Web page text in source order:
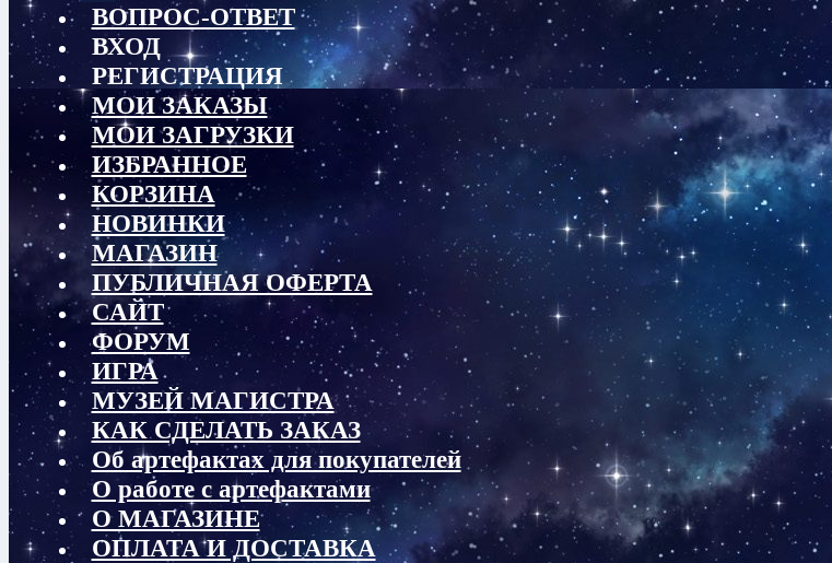
ВОПРОС-ОТВЕТ
ВХОД
РЕГИСТРАЦИЯ
МОИ ЗАКАЗЫ
МОИ ЗАГРУЗКИ
ИЗБРАННОЕ
КОРЗИНА
НОВИНКИ
МАГАЗИН
ПУБЛИЧНАЯ ОФЕРТА
САЙТ
ФОРУМ
ИГРА
МУЗЕЙ МАГИСТРА
КАК СДЕЛАТЬ ЗАКАЗ
Об артефактах для покупателей
О работе с артефактами
О МАГАЗИНЕ
ОПЛАТА И ДОСТАВКА